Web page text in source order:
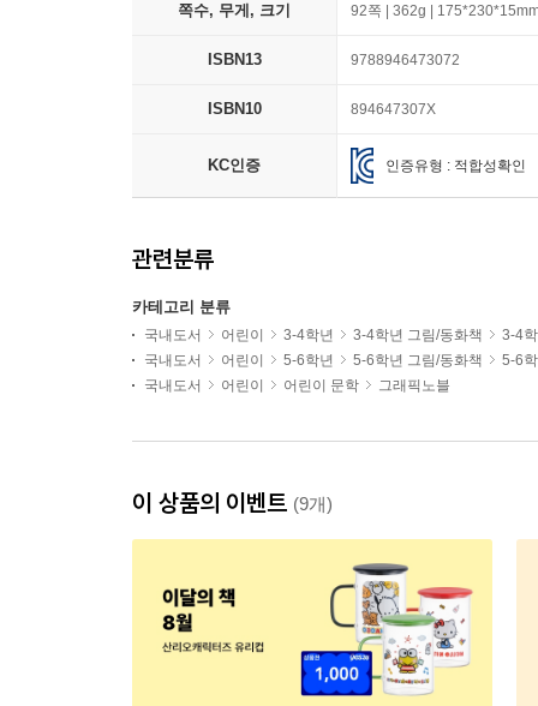
쪽수, 무게, 크기 92쪽 | 362g |
ISBN13 9788946473072
ISBN10 894647307X
KC인증 인증유형 : 적합성확인
관련분류
카테고리 분류
국내도서 어린이 3-4학년 3-4학년 그림/동화책
3-4
국내도서
어린이 5-6학년 5-6학년 그림/동화책
5-6
국내도서
어린이 어린이 문학 그래픽노블
이 상품의 이벤트 (9개)